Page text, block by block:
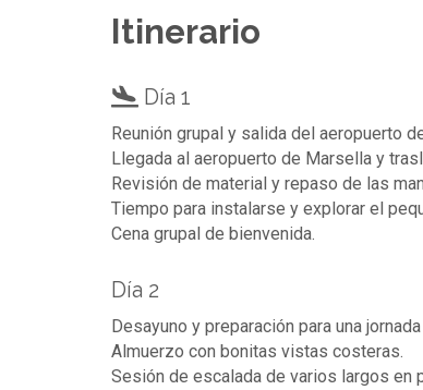
Itinerario
Día 1
Reunión grupal y salida del aeropuerto
Llegada al aeropuerto de Marsella y
Revisión de material y repaso de las
Tiempo para instalarse y explorar el
Cena grupal de bienvenida.
Día 2
Desayuno y preparación para una
Almuerzo con bonitas vistas costeras.
Sesión de escalada de varios largos en